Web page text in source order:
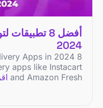
أفضل 8
2024
Apps in 2024
apps like Instacart
and Amazon Fresh